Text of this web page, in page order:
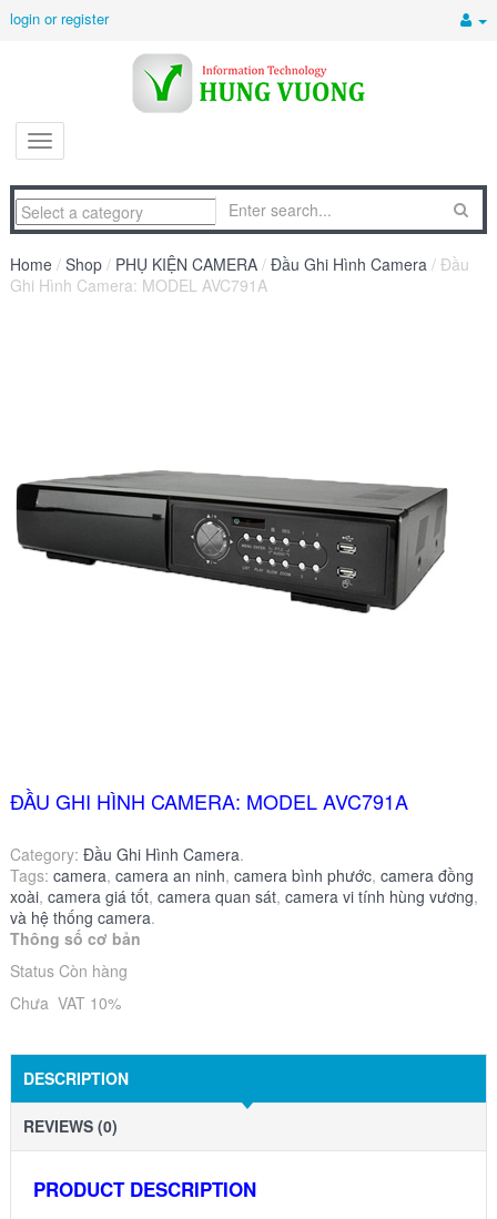
login or register
Home / Shop / PHỤ KIỆN CAMERA / Đầu Ghi Hình Camera / Đầu
Ghi Hình Camera: MODEL AVC791A
ĐẦU GHI HÌNH CAMERA: MODEL AVC791A
Category: Đầu Ghi Hình Camera.
Tags: camera, camera an ninh, camera bình phước, camera đồng
xoài, camera giá tốt, camera quan sát, camera vi tính hùng vương,
và hệ thống camera.
Thông số cơ bản
Status Còn hàng
Chưa VAT 10%
DESCRIPTION
REVIEWS (0)
PRODUCT DESCRIPTION